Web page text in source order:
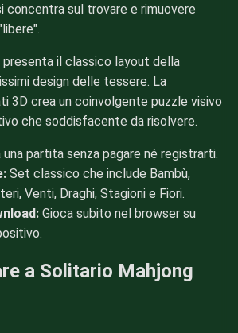
concentra sul trovare e rimuovere
presenta il classico layout della
design delle tessere. La
3D crea un coinvolgente puzzle visivo
che soddisfacente da risolvere.
una partita senza pagare né registrarti.
Set classico che include Bambù,
Venti, Draghi, Stagioni e Fiori.
Gioca subito nel browser su
a Solitario Mahjong